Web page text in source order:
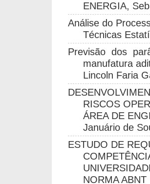
ENERGIA,
Análise do
Técnicas
Previsão dos
manufatura
Lincoln Faria
RISCOS
ÁREA DE
Januário de
ESTUDO DE
NORMA